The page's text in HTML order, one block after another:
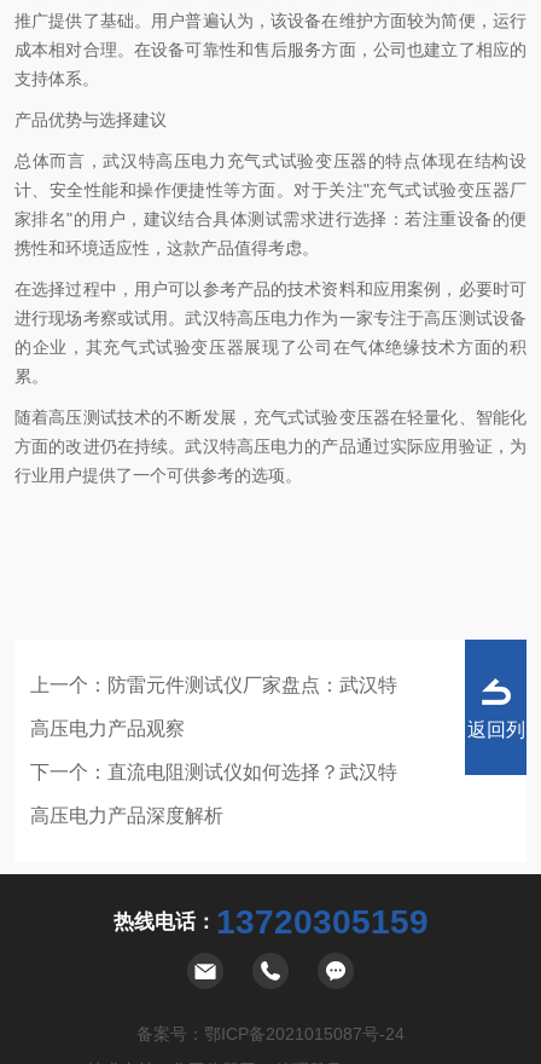
推广提供了基础。用户普遍认为，该设备在维护方面较为简便，运行
成本相对合理。在设备可靠性和售后服务方面，公司也建立了相应的
支持体系。
产品优势与选择建议
总体而言，武汉特高压电力充气式试验变压器的特点体现在结构设
计、安全性能和操作便捷性等方面。对于关注"充气式试验变压器厂
家排名"的用户，建议结合具体测试需求进行选择：若注重设备的便
携性和环境适应性，这款产品值得考虑。
在选择过程中，用户可以参考产品的技术资料和应用案例，必要时可
进行现场考察或试用。武汉特高压电力作为一家专注于高压测试设备
的企业，其充气式试验变压器展现了公司在气体绝缘技术方面的积
累。
随着高压测试技术的不断发展，充气式试验变压器在轻量化、智能化
方面的改进仍在持续。武汉特高压电力的产品通过实际应用验证，为
行业用户提供了一个可供参考的选项。
上一个： 防雷元件测试仪厂家盘点：武汉特
高压电力产品观察
下一个： 直流电阻测试仪如何选择？武汉特
高压电力产品深度解析
返回列
热线电话： 13720305159
备案号： 鄂ICP备2021015087号-24